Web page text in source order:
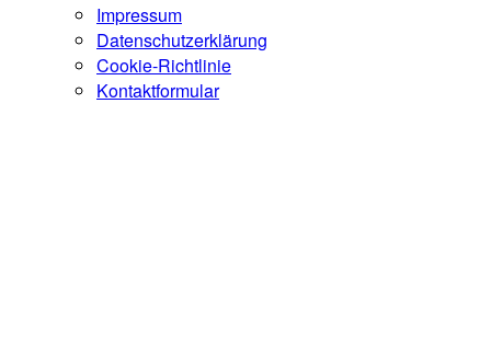
Impressum
Datenschutzerklärung
Cookie-Richtlinie
Kontaktformular